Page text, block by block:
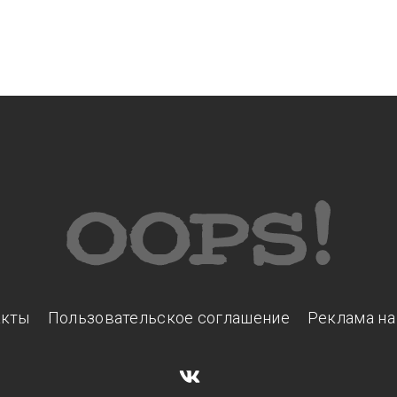
Пользовательское соглашение Реклама на